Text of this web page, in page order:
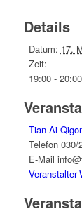
Details
Datum: 17.
Zeit:
19:00 - 20:00
Tian Ai
Telefon 030/
E-Mail